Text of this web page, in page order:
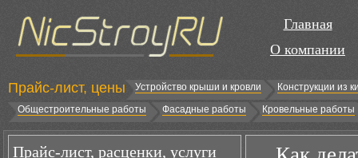
Главная
О компании
Прайс-лист, цены Устройство крыши и кровли
Конструкции из
Общестроительные работы
Фасадные работы Кровельные работы
Прайс-лист, расценки, услуги